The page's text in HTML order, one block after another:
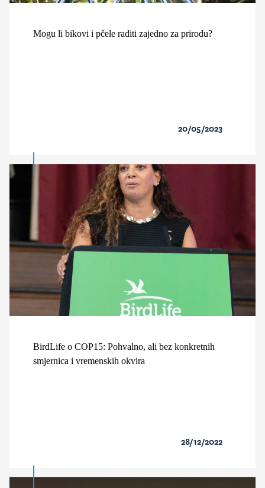
Mogu li bikovi i pčele raditi zajedno za prirodu?
20/05/2023
BirdLife o COP15: Pohvalno, ali bez konkretnih
smjernica i vremenskih okvira
28/12/2022